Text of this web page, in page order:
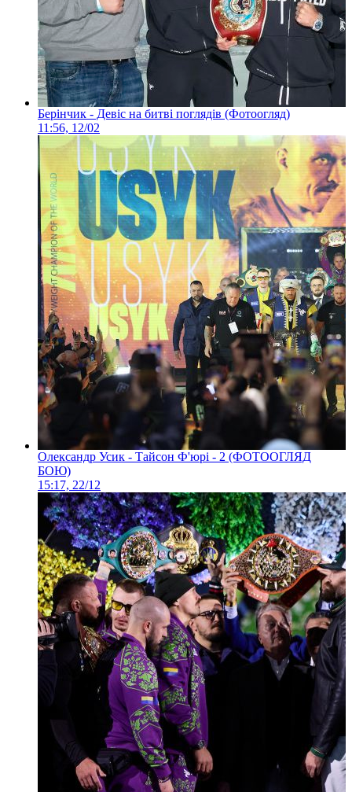
Берінчик - Девіс на битві поглядів (Фотоогляд)
11:56, 12/02
Олександр Усик - Тайсон Ф'юрі - 2 (ФОТООГЛЯД
БОЮ)
15:17, 22/12